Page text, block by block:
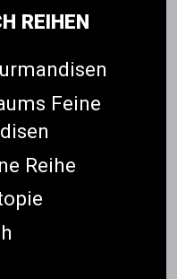
REIHEN
Feine
Reihe